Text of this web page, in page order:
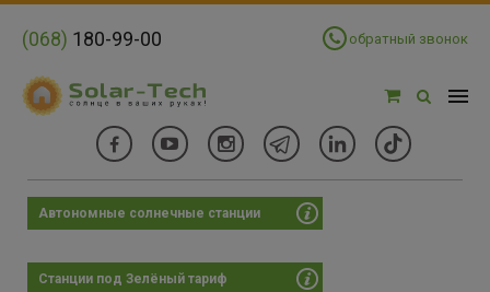
(068) 180-99-00 обратный звонок
Фильтры
Цена:
Автономные солнечные станции
Станции под Зелёный тариф